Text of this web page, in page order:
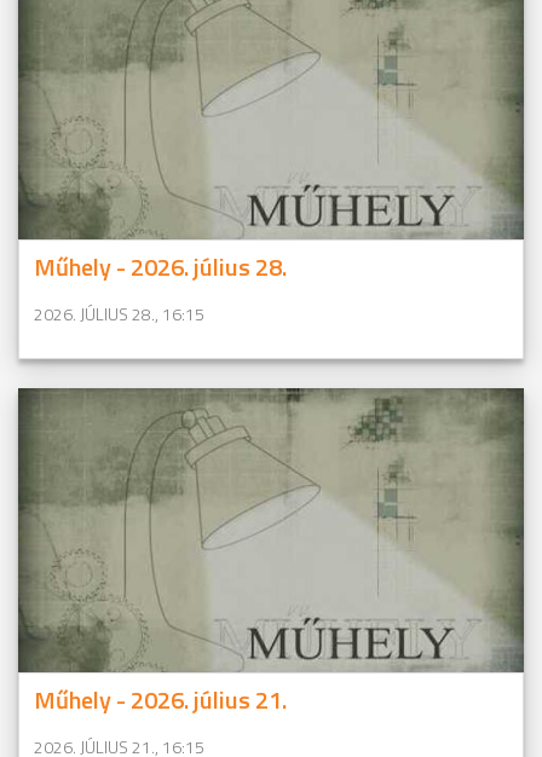
Műhely - 2026. július 28.
2026. JÚLIUS 28., 16:15
Műhely - 2026. július 21.
2026. JÚLIUS 21., 16:15